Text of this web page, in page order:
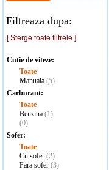
Filtreaza dupa:
[ Sterge toate filtrele ]
Cutie de viteze:
Toate
Manuala (5)
Carburant:
Toate
Benzina (1)
(0)
Sofer:
Toate
Cu sofer (2)
Fara sofer (3)